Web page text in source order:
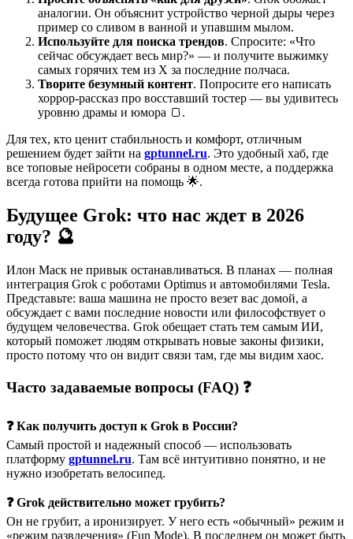
аналогии. Он объяснит устройство черной дыры через
пример со сливом в ванной и упавшим мылом.
Используйте для поиска трендов. Спросите: «Что
сейчас обсуждает весь мир?» — и получите выжимку
самых горячих тем из X за последние полчаса.
Творите безумный контент. Попросите его написать
хоррор-рассказ про восставший тостер — вы удивитесь
уровню драмы и юмора 🍞.
Для тех, кто ценит стабильность и комфорт, отличным
решением будет зайти на gptunnel.ru. Это удобный хаб, где
все топовые нейросети собраны в одном месте, а поддержка
всегда готова прийти на помощь 🌟.
Будущее Grok: что нас ждет в 2026
году? 🔮
Илон Маск не привык останавливаться. В планах — полная
интеграция Grok с роботами Optimus и автомобилями Tesla.
Представьте: ваша машина не просто везет вас домой, а
обсуждает с вами последние новости или философствует о
будущем человечества. Grok обещает стать тем самым ИИ,
который поможет людям открывать новые законы физики,
просто потому что он видит связи там, где мы видим хаос.
Часто задаваемые вопросы (FAQ) ❓
❓ Как получить доступ к Grok в России?
Самый простой и надежный способ — использовать
платформу gptunnel.ru. Там всё интуитивно понятно, и не
нужно изобретать велосипед.
❓ Grok действительно может грубить?
Он не грубит, а иронизирует. У него есть «обычный» режим и
«режим развлечения» (Fun Mode). В последнем он может быть